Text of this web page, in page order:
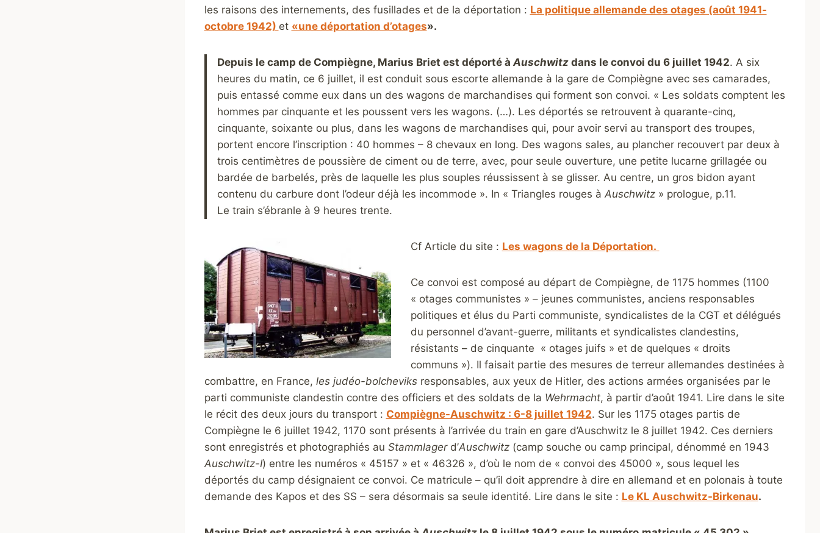
les raisons des internements, des fusillades et de la déportation : La politique allemande des otages (août 1941-
octobre 1942) et «une déportation d’otages».
Depuis le camp de Compiègne, Marius Briet est déporté àAuschwitzdans le convoi du 6 juillet 1942. A six
heures du matin, ce 6 juillet, il est conduit sous escorte allemande à la gare de Compiègne avec ses camarades,
puis entassé comme eux dans un des wagons de marchandises qui forment son convoi. « Les soldats comptent les
hommes par cinquante et les poussent vers les wagons. (…). Les déportés se retrouvent à quarante-cinq,
cinquante, soixante ou plus, dans les wagons de marchandises qui, pour avoir servi au transport des troupes,
portent encore l’inscription : 40 hommes – 8 chevaux en long. Des wagons sales, au plancher recouvert par deux à
trois centimètres de poussière de ciment ou de terre, avec, pour seule ouverture, une petite lucarne grillagée ou
bardée de barbelés, près de laquelle les plus souples réussissent à se glisser. Au centre, un gros bidon ayant
contenu du carbure dont l’odeur déjà les incommode ». In « Triangles rouges à Auschwitz » prologue, p.11.
Le train s’ébranle à 9 heures trente.
Cf Article du site : Les wagons de la Déportation.
Ce convoi est composé au départ de Compiègne, de 1175 hommes (1100
« otages communistes » – jeunes communistes, anciens responsables
politiques et élus du Parti communiste, syndicalistes de la CGT et délégués
du personnel d’avant-guerre, militants et syndicalistes clandestins,
résistants – de cinquante « otages juifs » et de quelques « droits
communs »). Il faisait partie des mesures de terreur allemandes destinées à
combattre, en France, les judéo-bolcheviksresponsables, aux yeux de Hitler, des actions armées organisées par le
parti communiste clandestin contre des officiers et des soldats de la Wehrmacht, à partir d’août 1941. Lire dans le site
le récit des deux jours du transport : Compiègne-Auschwitz : 6-8 juillet 1942. Sur les 1175 otages partis de
Compiègne le 6 juillet 1942, 1170 sont présents à l’arrivée du train en gare d’Auschwitz le 8 juillet 1942. Ces derniers
sont enregistrés et photographiés au Stammlagerd’Auschwitz(camp souche ou camp principal, dénommé en 1943
Auschwitz-I) entre les numéros « 45157 » et « 46326 », d’où le nom de « convoi des 45000 », sous lequel les
déportés du camp désignaient ce convoi. Ce matricule – qu’il doit apprendre à dire en allemand et en polonais à toute
demande des Kapos et des SS – sera désormais sa seule identité. Lire dans le site : Le KL Auschwitz-Birkenau.